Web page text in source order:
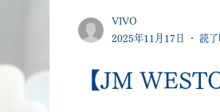
【JM
VIVO
2025年11月17日
読